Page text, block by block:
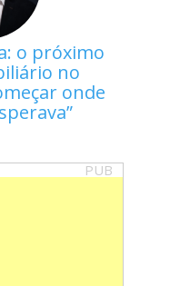
o próximo
no
onde
PUB